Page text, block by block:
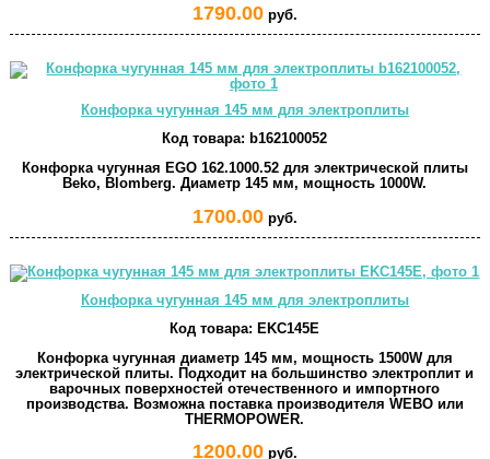
1790.00руб.
Конфорка чугунная 145 мм для электроплиты
Код товара: b162100052
Конфорка чугунная EGO 162.1000.52 для электрической плиты
Beko, Blomberg. Диаметр 145 мм, мощность 1000W.
1700.00руб.
Конфорка чугунная 145 мм для электроплиты
Код товара: EKC145E
Конфорка чугунная диаметр 145 мм, мощность 1500W для
электрической плиты. Подходит на большинство электроплит и
варочных поверхностей отечественного и импортного
производства. Возможна поставка производителя WEBO или
THERMOPOWER.
1200.00руб.